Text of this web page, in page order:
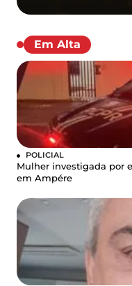
Em Alta
POLICIAL
Mulher investigada por
em Ampére